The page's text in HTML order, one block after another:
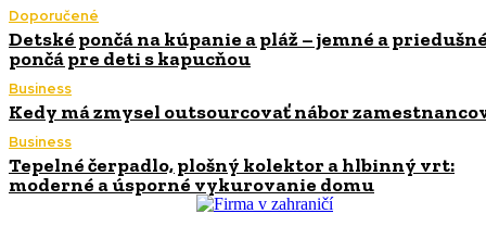
Doporučené
Detské pončá na kúpanie a pláž – jemné a
pončá pre deti s kapucňou
Business
Kedy má zmysel outsourcovať nábor
Business
Tepelné čerpadlo, plošný kolektor a hlbinný vrt:
moderné a úsporné vykurovanie domu